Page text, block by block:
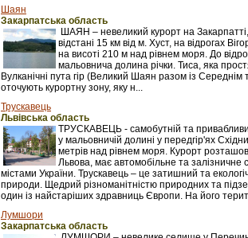
Шаян
Закарпатська область
ШАЯН – невеликий курорт на
відстані 15 км від м. Хуст, на відрогах
на висоті 210 м над рівнем моря. До
мальовнича долина річки. Тиса, яка
Вулканічні пута гір (Великий Шаян разом із
оточують курортну зону, яку н...
Трускавець
Львівська область
ТРУСКАВЕЦЬ - самобутній та
у мальовничій долині у передгір'ях
метрів над рівнем моря. Курорт
Львова, має автомобільне та залізничне
містами України. Трускавець – це затишний та
природи. Щедрий різноманітністю природних та
один із найстаріших здравниць Європи. На його
Лумшори
Закарпатська область